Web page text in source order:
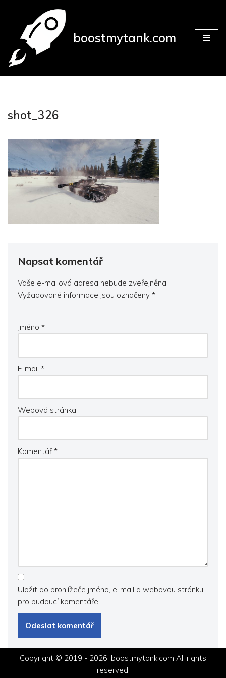
Přeskočit
obsah
boostmytank.com
shot_326
Napsat komentář
Vaše e-mailová adresa nebude zveřejněna.
Vyžadované informace jsou označeny *
Jméno *
E-mail *
Webová stránka
Komentář *
Uložit do prohlížeče jméno, e-mail a webovou stránku
pro budoucí komentáře.
Copyright © 2019 - 2026, boostmytank.com All rights
reserved.